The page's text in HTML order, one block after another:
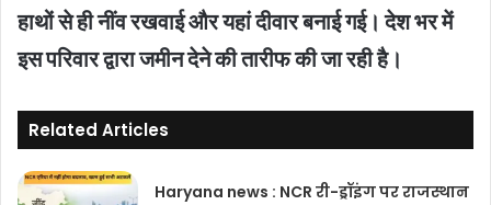
हाथों से ही नींव रखवाई और यहां दीवार बनाई गई। देश भर में
इस परिवार द्वारा जमीन देने की तारीफ की जा रही है।
Related Articles
Haryana news : NCR री-ड्रॉइंग पर राजस्थान